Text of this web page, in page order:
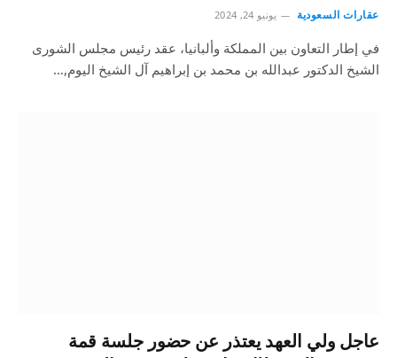
عقارات السعودية يونيو 24, 2024
في إطار التعاون بين المملكة وألبانيا، عقد رئيس مجلس الشورى
الشيخ الدكتور عبدالله بن محمد بن إبراهيم آل الشيخ اليوم,…
عاجل ولي العهد يعتذر عن حضور جلسة قمة